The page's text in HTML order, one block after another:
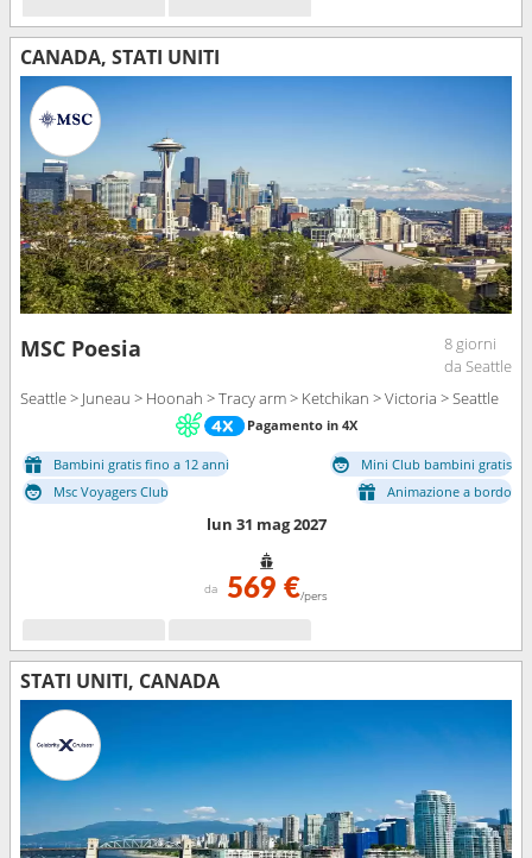
CANADA, STATI UNITI
MSC Poesia
8 giorni
da Seattle
Seattle > Juneau > Hoonah > Tracy arm > Ketchikan > Victoria > Seattle
Pagamento in 4X
Bambini gratis fino a 12 anni
Mini Club bambini gratis
Msc Voyagers Club
Animazione a bordo
lun 31 mag 2027
da 569 €/pers
STATI UNITI, CANADA